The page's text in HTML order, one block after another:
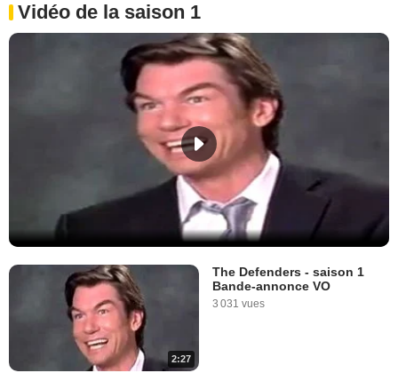
Vidéo de la saison 1
2:27
The Defenders - saison 1
Bande-annonce VO
3 031 vues